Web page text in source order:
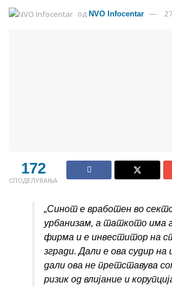
од NVO Infocentar
172
СПОДЕЛУВАЊА
„Синот е вработен во
урбанизам, а таткото има
фирма и е инвеститор на
згради. Дали е ова судир на
дали ова не претставува
ризик од влијание и